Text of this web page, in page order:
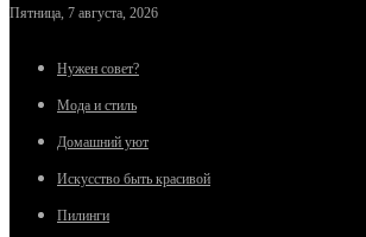
Пятница, 7 августа, 2026
Нужен совет?
Мода и стиль
Домашний уют
Искусство быть красивой
Пилинги